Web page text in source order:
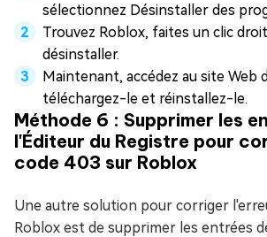
sélectionnez Désinstaller des
Trouvez Roblox, faites un clic
désinstaller.
Maintenant, accédez au site Web
téléchargez-le et réinstallez-le.
Méthode 6 : Supprimer les
l'Éditeur du Registre pour
code 403 sur Roblox
Une autre solution pour corriger
Roblox est de supprimer les entrées